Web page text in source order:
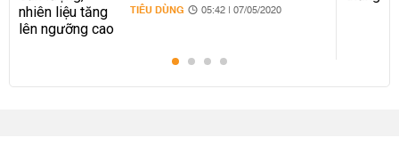
TIÊU DÙNG 05:42 | 07/05/2020